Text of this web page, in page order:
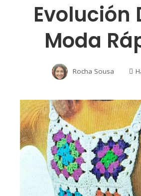
Evolución
Moda
Rocha Sousa